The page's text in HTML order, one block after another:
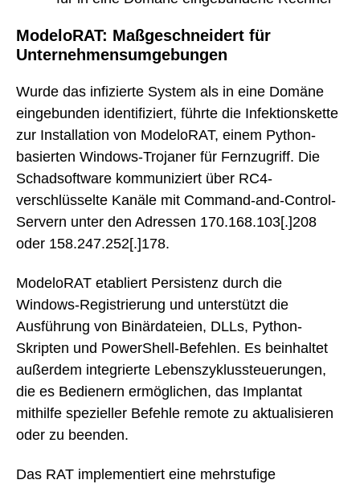
ModeloRAT: Maßgeschneidert für
Unternehmensumgebungen
Wurde das infizierte System als in eine Domäne
eingebunden identifiziert, führte die Infektionskette
zur Installation von ModeloRAT, einem Python-
basierten Windows-Trojaner für Fernzugriff. Die
Schadsoftware kommuniziert über RC4-
verschlüsselte Kanäle mit Command-and-Control-
Servern unter den Adressen 170.168.103[.]208
oder 158.247.252[.]178.
ModeloRAT etabliert Persistenz durch die
Windows-Registrierung und unterstützt die
Ausführung von Binärdateien, DLLs, Python-
Skripten und PowerShell-Befehlen. Es beinhaltet
außerdem integrierte Lebenszyklussteuerungen,
die es Bedienern ermöglichen, das Implantat
mithilfe spezieller Befehle remote zu aktualisieren
oder zu beenden.
Das RAT implementiert eine mehrstufige